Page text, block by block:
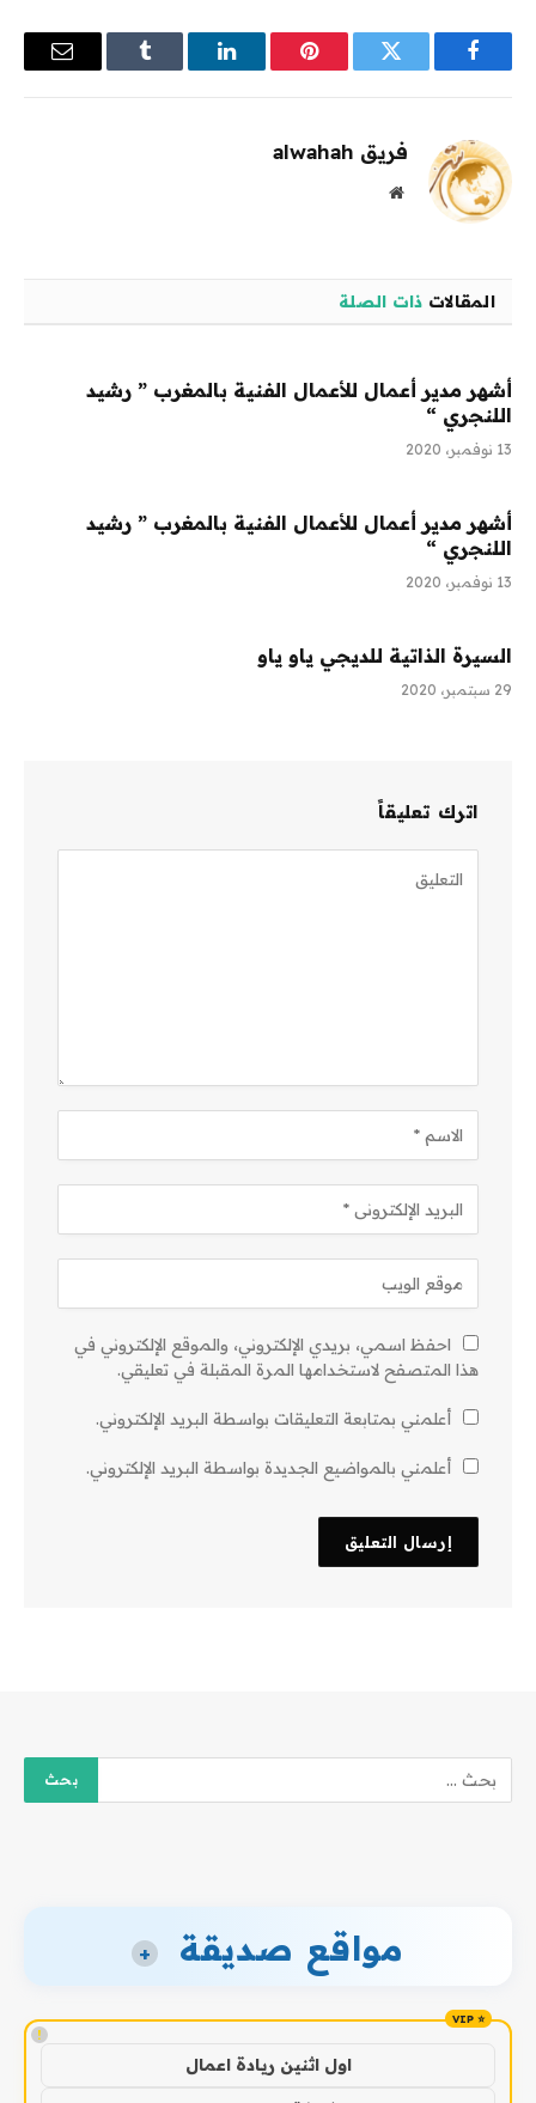
فيسبوك تويتر بينتيريستلينكدإن Tumblr
البريد
فريق alwahah
موقع
المقالات ذات الصلة
أشهر مدير أعمال للأعمال الفنية بالمغرب ” رشيد
اللنجري “
13 نوفمبر، 2020
أشهر مدير أعمال للأعمال الفنية بالمغرب ” رشيد
اللنجري “
13 نوفمبر، 2020
السيرة الذاتية للديجي ياو ياو
29 سبتمبر، 2020
اترك تعليقاً
احفظ اسمي، بريدي الإلكتروني، والموقع الإلكتروني في
هذا المتصفح لاستخدامها المرة المقبلة في تعليقي.
أعلمني بمتابعة التعليقات بواسطة البريد الإلكتروني.
أعلمني بالمواضيع الجديدة بواسطة البريد الإلكتروني.
مواقع صديقة +
!
اول اثنين ريادة اعمال